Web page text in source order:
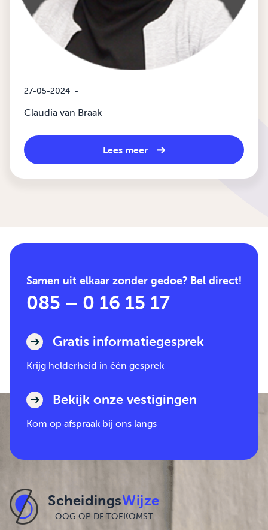
27-05-2024 -
Claudia van Braak
Lees meer
Samen uit elkaar zonder gedoe? Bel direct!
085 – 0 16 15 17
Gratis informatiegesprek
Krijg helderheid in één gesprek
Bekijk onze vestigingen
Kom op afspraak bij ons langs
ScheidingsWijze
OOG OP DE TOEKOMST